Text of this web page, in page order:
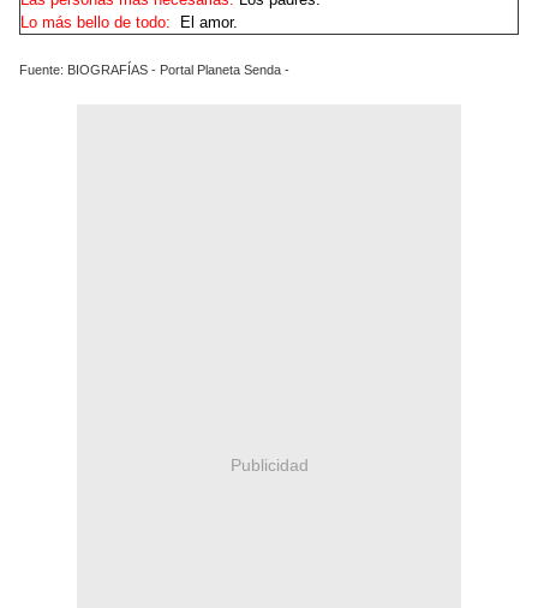
Lo más bello de todo: El amor.
Fuente: BIOGRAFÍAS - Portal Planeta Senda -
Publicidad